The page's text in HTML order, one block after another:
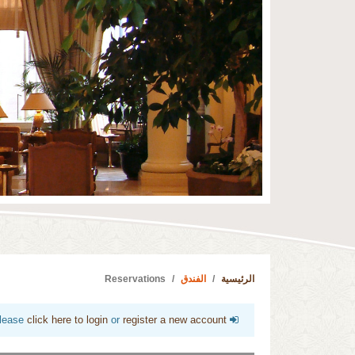
الرئيسية الفندق Reservations
click here to login or register a new account